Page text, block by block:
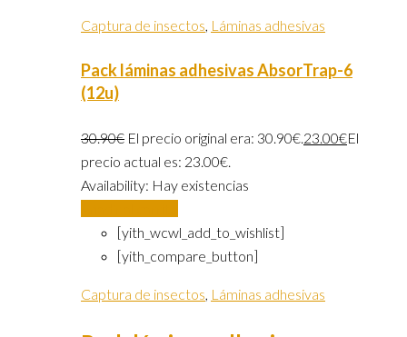
Captura de insectos, Láminas adhesivas
Pack láminas adhesivas AbsorTrap-6
(12u)
30.90€ El precio original era: 30.90€.23.00€El
precio actual es: 23.00€.
Availability: Hay existencias
[yith_wcwl_add_to_wishlist]
[yith_compare_button]
Captura de insectos, Láminas adhesivas